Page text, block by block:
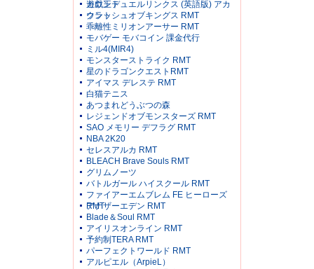
カウント
遊戯王デュエルリンクス (英語版) アカ
ウント
クラッシュオブキングス RMT
乖離性ミリオンアーサー RMT
モバゲー モバコイン 課金代行
ミル4(MIR4)
モンスターストライク RMT
星のドラゴンクエストRMT
アイマス デレステ RMT
白猫テニス
あつまれどうぶつの森
レジェンドオブモンスターズ RMT
SAO メモリー デフラグ RMT
NBA 2K20
セレスアルカ RMT
BLEACH Brave Souls RMT
グリムノーツ
バトルガール ハイスクール RMT
ファイアーエムブレム FE ヒーローズ
RMT
アナザーエデン RMT
Blade＆Soul RMT
アイリスオンライン RMT
予約制TERA RMT
パーフェクトワールド RMT
アルピエル（ArpieL）